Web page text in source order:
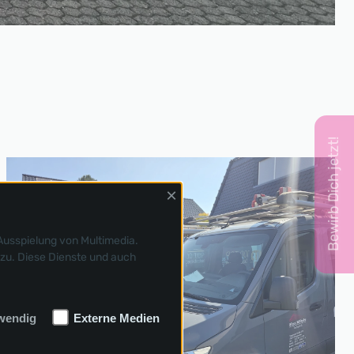
Bewirb Dich jetzt!
×
von Multimedia.
Diese Dienste und auch
Externe Medien